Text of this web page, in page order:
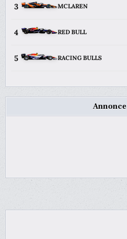
3 MCLAREN
4 RED BULL
5 RACING BULLS
Annonce